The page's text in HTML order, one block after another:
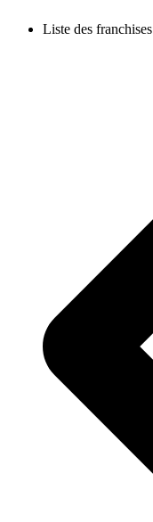
Liste des franchises